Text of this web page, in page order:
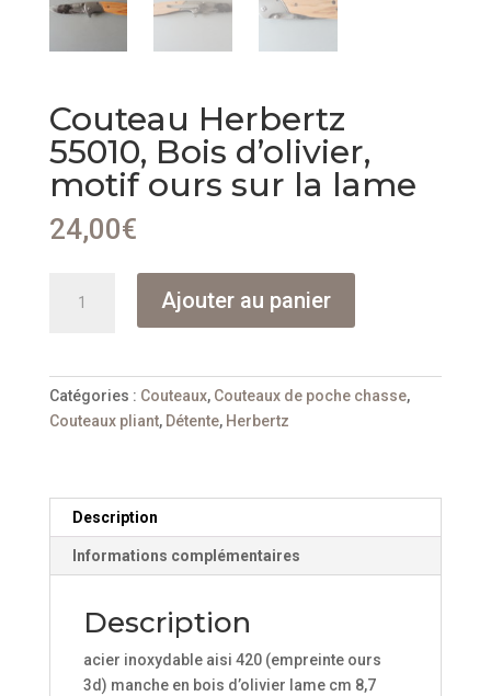
Couteau Herbertz
55010, Bois d’olivier,
motif ours sur la lame
24,00€
55010,
Bois
la
lame
Ajouter au panier
Catégories : Couteaux, Couteaux de poche chasse,
Couteaux pliant, Détente, Herbertz
Description
Informations complémentaires
Description
acier inoxydable aisi 420 (empreinte ours
3d) manche en bois d’olivier lame cm 8,7